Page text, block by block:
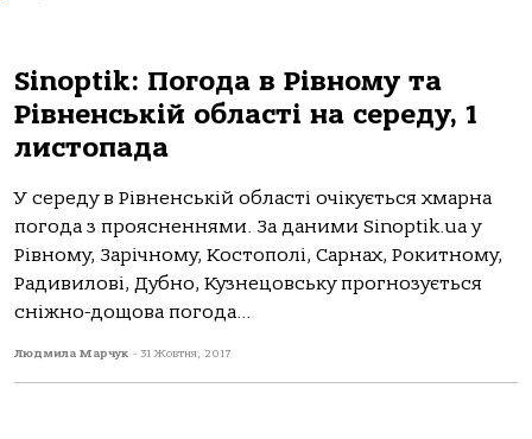
Sinoptik: Погода в Рівному та
Рівненській області на середу, 1
листопада
У середу в Рівненській області очікується хмарна
погода з проясненнями. За даними Sinoptik.ua у
Рівному, Зарічному, Костополі, Сарнах, Рокитному,
Радивилові, Дубно, Кузнецовську прогнозується
сніжно-дощова погода...
Людмила Марчук - 31 Жовтня, 2017